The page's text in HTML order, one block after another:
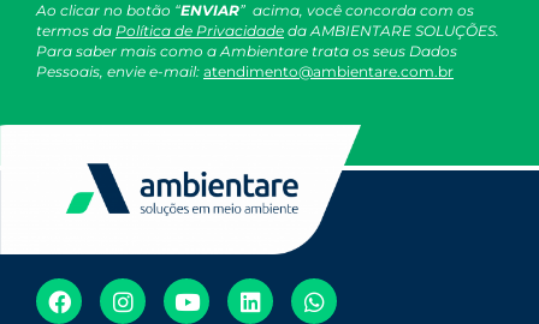
Ao clicar no botão “ENVIAR” acima, você concorda com os
termos da Política de Privacidade da AMBIENTARE SOLUÇÕES.
Para saber mais como a Ambientare trata os seus Dados
Pessoais, envie e-mail: atendimento@ambientare.com.br